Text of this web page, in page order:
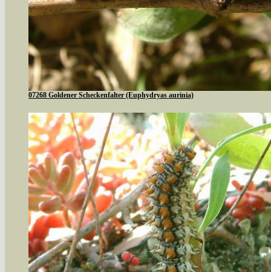
07268 Goldener Scheckenfalter (Euphydryas aurinia)